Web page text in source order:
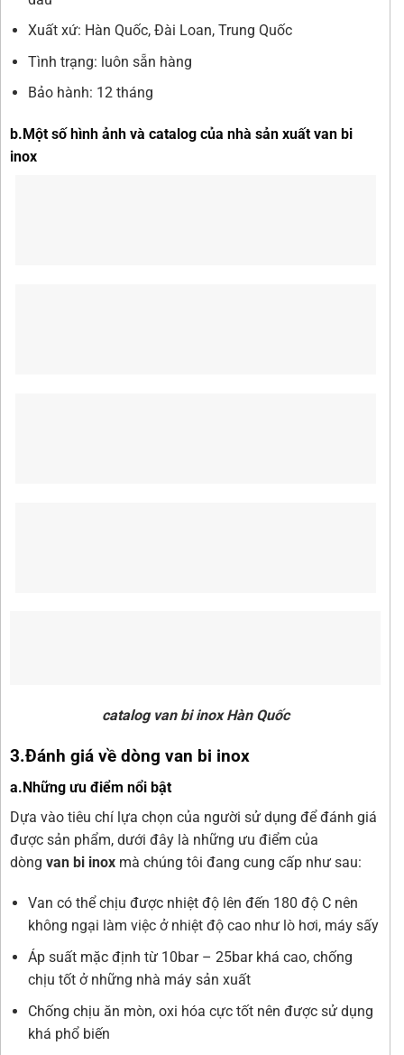
Xuất xứ: Hàn Quốc, Đài Loan, Trung Quốc
Tình trạng: luôn sẵn hàng
Bảo hành: 12 tháng
b.Một số hình ảnh và catalog của nhà sản xuất van bi
inox
catalog van bi inox Hàn Quốc
3.Đánh giá về dòng van bi inox
a.Những ưu điểm nổi bật
Dựa vào tiêu chí lựa chọn của người sử dụng để đánh giá
được sản phẩm, dưới đây là những ưu điểm của
dòng van bi inox mà chúng tôi đang cung cấp như sau:
Van có thể chịu được nhiệt độ lên đến 180 độ C nên
không ngại làm việc ở nhiệt độ cao như lò hơi, máy sấy
Áp suất mặc định từ 10bar – 25bar khá cao, chống
chịu tốt ở những nhà máy sản xuất
Chống chịu ăn mòn, oxi hóa cực tốt nên được sử dụng
khá phổ biến